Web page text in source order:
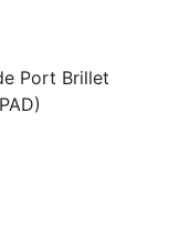
Port Brillet